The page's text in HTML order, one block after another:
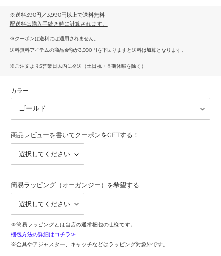
※送料390円／3,990円以上で送料無料
配送料は購入手続き時に計算されます。
※クーポンは送料には適用されません。
送料無料アイテムの商品金額が3,990円を下回りますと送料は加算となります。
※ご注文より5営業日以内に発送（土日祝・長期休暇を除く）
カラー
商品レビューを書いてクーポンをGETする！
簡易ラッピング（オーガンジー）を希望する
※簡易ラッピングとは当店の通常梱包の仕様です。
梱包方法の詳細はコチラ≫
※金具やアジャスター、キャッチなどはラッピング対象外です。